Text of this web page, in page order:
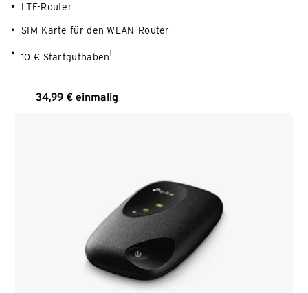
LTE-Router
SIM-Karte für den WLAN-Router
10 € Startguthaben1
34,99 € einmalig